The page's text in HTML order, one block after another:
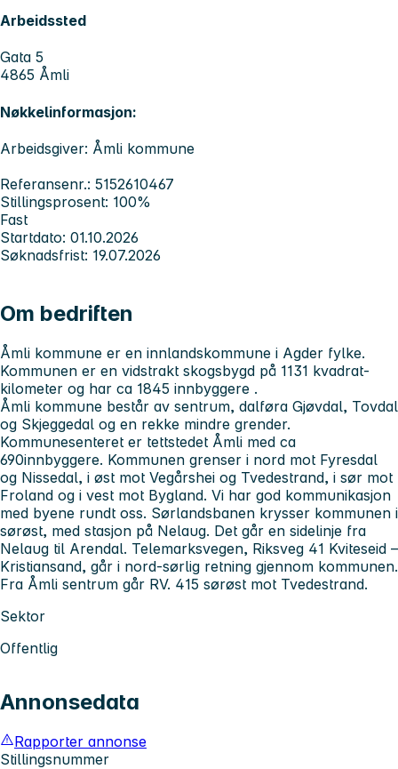
Arbeidssted
Gata 5
4865 Åmli
Nøkkelinformasjon:
Arbeidsgiver: Åmli kommune
Referansenr.: 5152610467
Stillingsprosent: 100%
Fast
Startdato: 01.10.2026
Søknadsfrist: 19.07.2026
Om bedriften
Åmli kommune er en innlandskommune i Agder fylke.
Kommunen er en vidstrakt skogsbygd på 1131 kvadrat-
kilometer og har ca 1845 innbyggere .
Åmli kommune består av sentrum, dalføra Gjøvdal, Tovdal
og Skjeggedal og en rekke mindre grender.
Kommunesenteret er tettstedet Åmli med ca
690innbyggere. Kommunen grenser i nord mot Fyresdal
og Nissedal, i øst mot Vegårshei og Tvedestrand, i sør mot
Froland og i vest mot Bygland. Vi har god kommunikasjon
med byene rundt oss. Sørlandsbanen krysser kommunen i
sørøst, med stasjon på Nelaug. Det går en sidelinje fra
Nelaug til Arendal. Telemarksvegen, Riksveg 41 Kviteseid –
Kristiansand, går i nord-sørlig retning gjennom kommunen.
Fra Åmli sentrum går RV. 415 sørøst mot Tvedestrand.
Sektor
Offentlig
Annonsedata
Rapporter annonse
Stillingsnummer